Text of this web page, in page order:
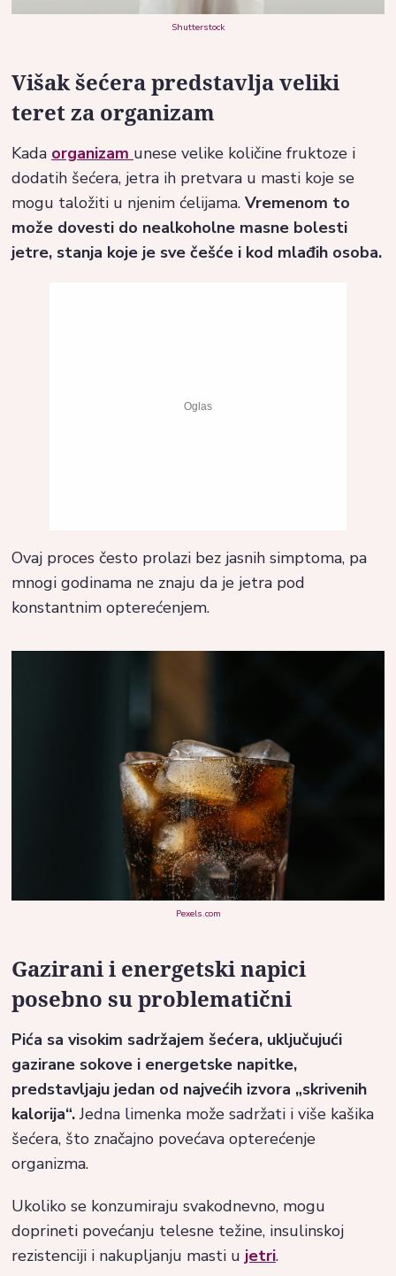
Shutterstock
Višak šećera predstavlja veliki
teret za organizam
Kada organizam unese velike količine fruktoze i
dodatih šećera, jetra ih pretvara u masti koje se
mogu taložiti u njenim ćelijama. Vremenom to
može dovesti do nealkoholne masne bolesti
jetre, stanja koje je sve češće i kod mlađih osoba.
Ovaj proces često prolazi bez jasnih simptoma, pa
mnogi godinama ne znaju da je jetra pod
konstantnim opterećenjem.
Pexels.com
Gazirani i energetski napici
posebno su problematični
Pića sa visokim sadržajem šećera, uključujući
gazirane sokove i energetske napitke,
predstavljaju jedan od najvećih izvora „skrivenih
kalorija“.Jedna limenka može sadržati i više kašika
šećera, što značajno povećava opterećenje
organizma.
Ukoliko se konzumiraju svakodnevno, mogu
doprineti povećanju telesne težine, insulinskoj
rezistenciji i nakupljanju masti u jetri.